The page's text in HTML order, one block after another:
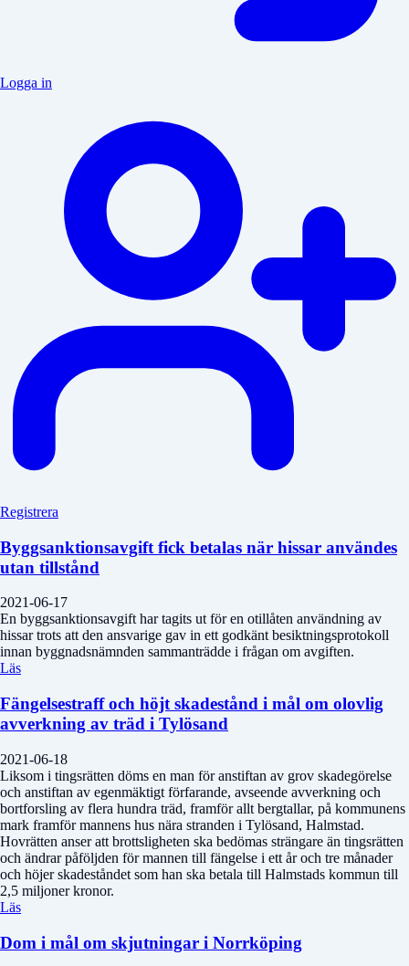
Logga in
Registrera
Byggsanktionsavgift fick betalas när hissar användes
utan tillstånd
2021-06-17
En byggsanktionsavgift har tagits ut för en otillåten användning av
hissar trots att den ansvarige gav in ett godkänt besiktningsprotokoll
innan byggnadsnämnden sammanträdde i frågan om avgiften.
Läs
Fängelsestraff och höjt skadestånd i mål om olovlig
avverkning av träd i Tylösand
2021-06-18
Liksom i tingsrätten döms en man för anstiftan av grov skadegörelse
och anstiftan av egenmäktigt förfarande, avseende avverkning och
bortforsling av flera hundra träd, framför allt bergtallar, på kommunens
mark framför mannens hus nära stranden i Tylösand, Halmstad.
Hovrätten anser att brottsligheten ska bedömas strängare än tingsrätten
och ändrar påföljden för mannen till fängelse i ett år och tre månader
och höjer skadeståndet som han ska betala till Halmstads kommun till
2,5 miljoner kronor.
Läs
Dom i mål om skjutningar i Norrköping